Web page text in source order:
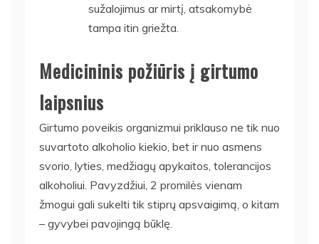
sužalojimus ar mirtį, atsakomybė
tampa itin griežta.
Medicininis požiūris į girtumo
laipsnius
Girtumo poveikis organizmui priklauso ne tik nuo
suvartoto alkoholio kiekio, bet ir nuo asmens
svorio, lyties, medžiagų apykaitos, tolerancijos
alkoholiui. Pavyzdžiui, 2 promilės vienam
žmogui gali sukelti tik stiprų apsvaigimą, o kitam
– gyvybei pavojingą būklę.